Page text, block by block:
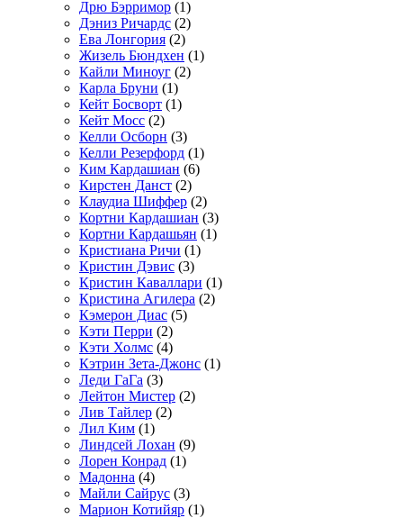
Дрю Бэрримор (1)
Дэниз Ричардс (2)
Ева Лонгория (2)
Жизель Бюндхен (1)
Кайли Миноуг (2)
Карла Бруни (1)
Кейт Босворт (1)
Кейт Мосс (2)
Келли Осборн (3)
Келли Резерфорд (1)
Ким Кардашиан (6)
Кирстен Данст (2)
Клаудиа Шиффер (2)
Кортни Кардашиан (3)
Кортни Кардашьян (1)
Кристиана Ричи (1)
Кристин Дэвис (3)
Кристин Каваллари (1)
Кристина Агилера (2)
Кэмерон Диас (5)
Кэти Перри (2)
Кэти Холмс (4)
Кэтрин Зета-Джонс (1)
Леди ГаГа (3)
Лейтон Мистер (2)
Лив Тайлер (2)
Лил Ким (1)
Линдсей Лохан (9)
Лорен Конрад (1)
Мадонна (4)
Майли Сайрус (3)
Марион Котийяр (1)